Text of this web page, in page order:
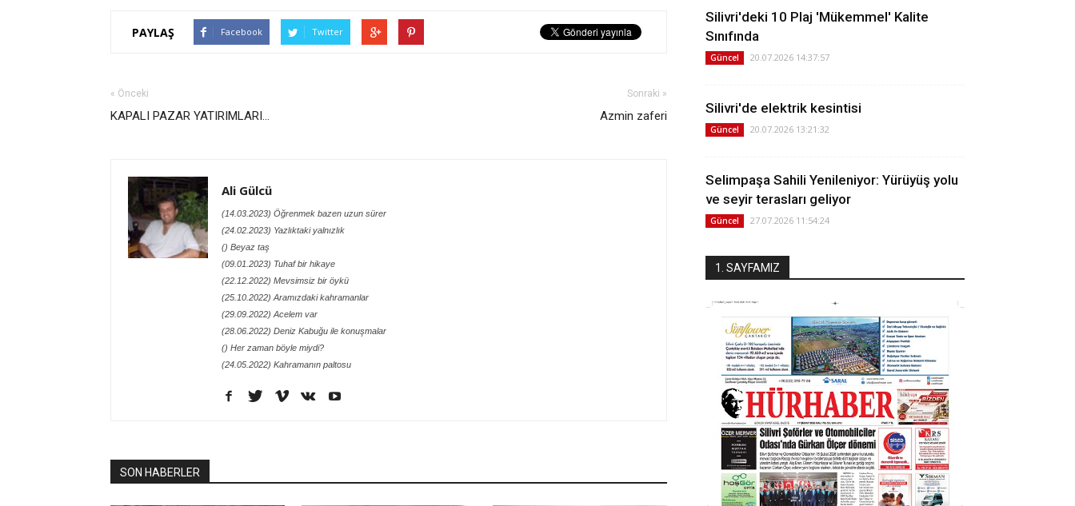
PAYLAŞ Facebook Twitter
« Önceki
KAPALI PAZAR YATIRIMLARI...
Sonraki »
Azmin zaferi
Ali Gülcü
(14.03.2023) Öğrenmek bazen uzun sürer
(24.02.2023) Yazlıktaki yalnızlık
() Beyaz taş
(09.01.2023) Tuhaf bir hikaye
(22.12.2022) Mevsimsiz bir öykü
(25.10.2022) Aramızdaki kahramanlar
(29.09.2022) Acelem var
(28.06.2022) Deniz Kabuğu ile konuşmalar
() Her zaman böyle miydi?
(24.05.2022) Kahramanın paltosu
SON HABERLER
Silivri'deki 10 Plaj 'Mükemmel' Kalite
Sınıfında
Güncel 20.07.2026 14:37:57
Silivri'de elektrik kesintisi
Güncel 20.07.2026 13:21:32
Selimpaşa Sahili Yenileniyor: Yürüyüş yolu
ve seyir terasları geliyor
Güncel 27.07.2026 11:54:24
1. SAYFAMIZ